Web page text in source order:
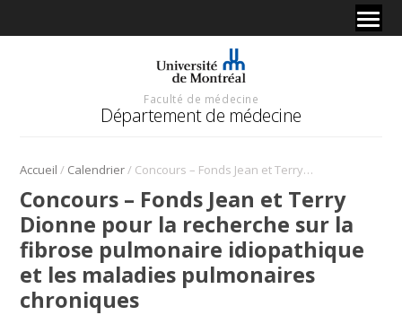
Faculté de médecine
Département de médecine
Accueil / Calendrier/ Concours – Fonds Jean et Terry Dionne pour la recherche sur la fibrose pulmonaire idiopathique et les maladies pulmonaires chroniques
Concours – Fonds Jean et Terry
Dionne pour la recherche sur la
fibrose pulmonaire idiopathique
et les maladies pulmonaires
chroniques